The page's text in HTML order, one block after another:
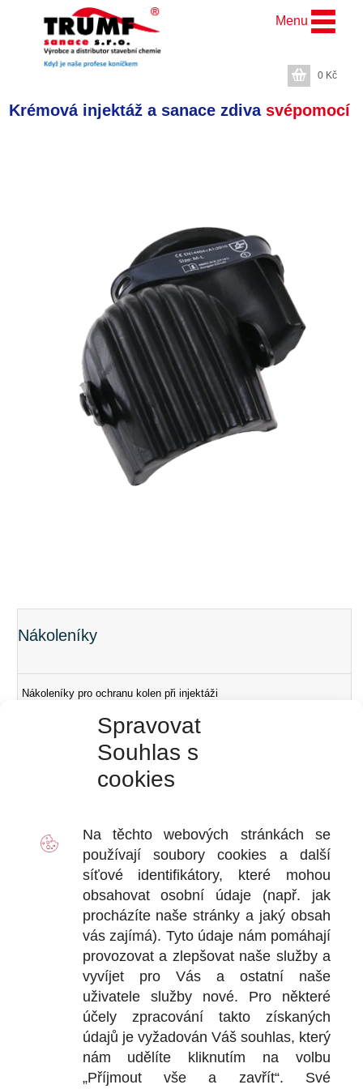
Spravovat
Souhlas s
cookies
Na těchto webových stránkách se
používají souborycookies a další
síťové identifikátory, které mohou
obsahovat osobní údaje (např. jak
procházíte naše stránky a jaký obsah
vás zajímá). Tyto údaje nám pomáhají
provozovat a zlepšovat naše služby a
vyvíjet pro Vás a ostatní naše
uživatele služby nové. Pro některé
účely zpracování takto získaných
údajů je vyžadován Váš souhlas, který
nám udělíte kliknutím na volbu
„Příjmout vše a zavřít“. Své
Krémová injektáž a sanace zdiva svépomocí
Menu
0 Kč
Nákoleníky
Nákoleníky pro ochranu kolen při injektáži
8590804005889 Katalogové číslo: TR-MP-034
Kč
Nákoleníky
množství
8590804005889 SKU:TR-MP-034 Kategorie: Doplňky k
Přidat do košíku
ZPĚT DO E-SHOPU